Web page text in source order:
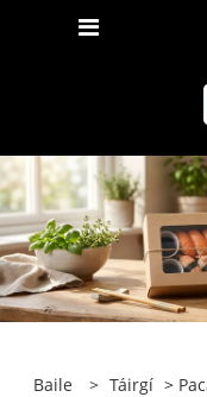
Baile > Táirgí >